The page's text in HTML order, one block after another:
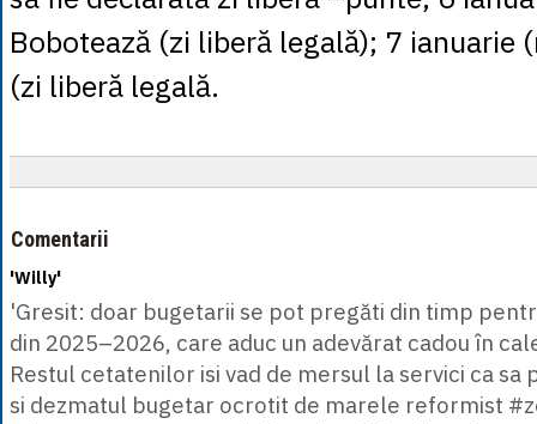
Bobotează (zi liberă legală); 7 ianuarie
(zi liberă legală.
Comentarii
'Willy'
'Gresit: doar bugetarii se pot pregăti din timp
din 2025–2026, care aduc un adevărat cadou în
Restul cetatenilor isi vad de mersul la servici ca sa
si dezmatul bugetar ocrotit de marele reformist